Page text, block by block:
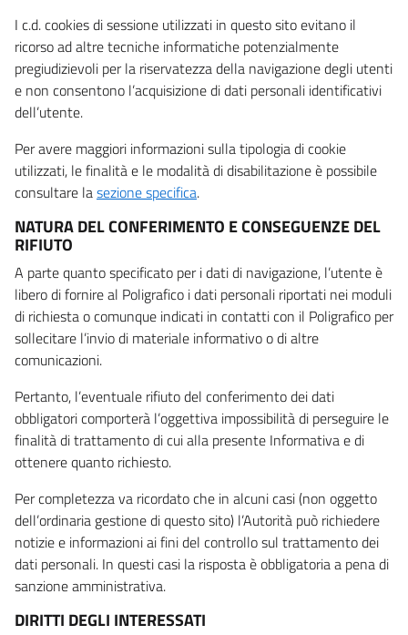
I c.d. cookies di sessione utilizzati in questo sito evitano il
ricorso ad altre tecniche informatiche potenzialmente
pregiudizievoli per la riservatezza della navigazione degli utenti
e non consentono l’acquisizione di dati personali identificativi
dell’utente.
Per avere maggiori informazioni sulla tipologia di cookie
utilizzati, le finalità e le modalità di disabilitazione è possibile
consultare lasezione specifica.
NATURA DEL CONFERIMENTO E CONSEGUENZE DEL
RIFIUTO
A parte quanto specificato per i dati di navigazione, l’utente è
libero di fornire al Poligrafico i dati personali riportati nei moduli
di richiesta o comunque indicati in contatti con il Poligrafico per
sollecitare l’invio di materiale informativo o di altre
comunicazioni.
Pertanto, l’eventuale rifiuto del conferimento dei dati
obbligatori comporterà l’oggettiva impossibilità di perseguire le
finalità di trattamento di cui alla presente Informativa e di
ottenere quanto richiesto.
Per completezza va ricordato che in alcuni casi (non oggetto
dell’ordinaria gestione di questo sito) l’Autorità può richiedere
notizie e informazioni ai fini del controllo sul trattamento dei
dati personali. In questi casi la risposta è obbligatoria a pena di
sanzione amministrativa.
DIRITTI DEGLI INTERESSATI